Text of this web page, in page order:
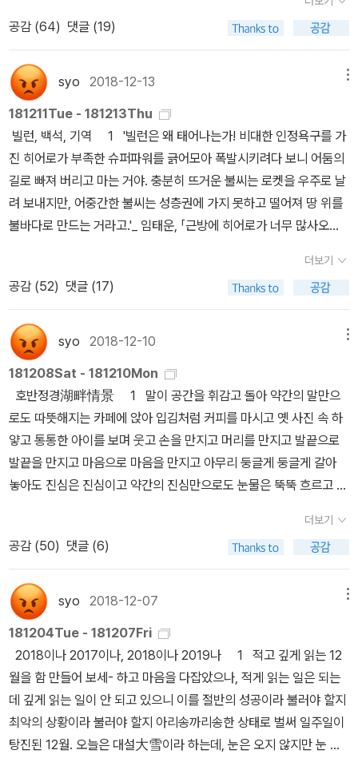
인 핵심과 이어지도록 글을 엮는 솜씨는 곽재식의 특기이고, 이렇게
데 무리가 없다. 한국의 공공기관에서 일하는 사람들은 곽재식이 한
국 사회에서 생활의 기반을 가지고 사는 것에 감사를 표해야 한다, 라
고 나는 생각한다. 그가 아니었으면 인공지능에 대한 풍부한 이해와
우리 사회의 현실을 두루 엮은, ‘한국적’인 제언을 접할 수 있었겠는
가? 내 말이 ‘오버’라고 생각된다면 이 책 1부를 어디 도서관에서라도
잠시 집어서 살펴보기 바란다. 그의 우려 중 몇 년 지나지 않아 비극적
으로 현실이 된 것이 하나 있으니. 과학 소설 작가나 과학자는 예언자
현실적 이해를 바탕으로 한 통찰은 최소한 허무맹랑한 소리가 아니라
는 것을, 책을 보면 알 수 있다. 『일곱 개의 회의』는 한 중견 회사에
서 일어나는 암투를 그린 ‘회사원 소설’이다. 책의 두께가 무색할 정도
로 휘릭휘릭 페이지를 넘기며 재미있게 읽었다. 만약 내가 사무실로
출근하는 생활을 하지 않았더라면 이 소설은 덜 재미있었을까? 그렇
지는 않았을 것이다. 그러나 독자로서 실감하는 영역은 지금보다는
조금 더 좁았겠지. 일본에서 나쁜 것만 나중에 들여오는 게 한국이라
더니, 읽는 내내 우리 회사 이야기인 줄 알았다... 라고 하면 우리 회사
사람들이 싫어하겠지? 사실 우리 회사는 그렇게 나쁘지는 않은데, 그
렇다고 입에 침을 바를 만큼 좋지도 않다. 각설하고. 『한자와 나오키』
를 읽을 때도 느꼈던 것이지만, 이케이도 준이 소설에서 여성 캐릭터
대개 주연(남자) 또는 조연(남자)의 바가지를 긁거나, 현실적으로 무
리한 요구를 하거나, 상황 파악을 못 하는 역할을 맡는다. 『일곱 개의
회의』에는 그나마 여성 직원들이 사건을 전개하는 주인공으로 등장
하는 챕터가 하나 있지만, 뭐랄까, 왠지 전형적인 남자 캐릭터에 여성
의 가면을 씌워놓은 것 같은 느낌이었달까. 현실에도 당연히 나쁘거
나 마음이 좁은 여성이 있겠지. 그런데 그런 말을 변명으로 삼기에는
이 소설의 남자 주인공들이 온갖 역동적인 방식으로 음모를 꾸미고
사회 생활을 하고 감정을 다 드러내고 인정 투쟁을 벌이고 있는데...?
문득 과거의 전철을 밟게 되는 것은 아닌지, 고민이 들었다. (과거의
전철: 정말 재미있게 읽었던 작품의 작가(일본인)가 극우 인사임이 밝
혀졌을 때 느낀 난감함) 『아무튼, 떡볶이』는 항상 전자도서관에서
적 투자를 쏟아붓기 전에 읽을수록 득이 될거라 생각한다. <근방에
히어로가 너무 많사오니> 독특하고, 뒷목잡고, 묵직해지는 이야기들
을 잘 포장해 놓은 재미있는 책이다. 이렇게 다양한 여운의 감정을 남
기는 책은 오랜만이었다.<돌이킬 수 있는>에 대한 다락방님의 찬사
어린 게시물을 보고난 뒤 하루이틀 지나서인가 도서관 서가에서 이
책을 발견하고 정말 깜놀. 읽지 않을 이유가 없었으므로 당장 대출해
서 읽기 시작했는데, 31일 밤 자정 카운트다운에 폭죽 울려퍼지는 소
리가 한창이던 때에야 겨우 마지막 장을 덮었다. 얼마나 눈을 못 떼고
있었으면 큰 아이가 도대체 그게 뭐길래, 나도 좀 봐야겠다는 소리를
할 정도. 이렇게 2019년 읽었던 책들을 겨우 정돈하고, 제일 좋았던
책들을 꼽자면,fiction<내가 너를 구할 수 있을까>nonfiction<우리
가 사랑한 세상의 모든 책들>사실 이건 <모멸감>과 <단속사회>를
히 내 마음이 즐거워지는 쪽으로 선택한 결과다.너무 많아서 읽었던
그림책 중에서 최고라고 생각했던 것은 이거다. 이 책에 대한 이야기
는 다음에 하고 싶지만... 안 할 것을 스스로가 너무 잘 아는 관계로 간
단히 정리.한마디로 하이파이브! 에 관한 책인데,특히 스토리에 몰입
하지 않을 수 없게 하는 (남아들은 정신 못 차릴 듯) 인터랙션이 너무
잘 설계돼 있다. 도서관에서 처음 빌려다봤다가, 한 번 보고 당장 반납
하고(책 망가져버릴까봐 겁나서) 아이 몫으로 새로 사줘버렸다. 이제
맘껏 망가뜨려도 마음이 편... 편할 것이다... 아마도...?올해는 또 어떤
겠다.작가들은 전작의 작가들 중 계속해서 참가한 분들도 있고새로이
받는지는 모르겠으나평소 나처럼 장르문학을 잘 읽지 못했던 사람에
게는충분히 읽어보고 넘어갈 만하다......2019년에는 모두 누군가의
히어로는 되지 못해도건강하게 옆에 있어주길 바랍니다.새해 복 많이
받으세요! ^^
공감 (64) 댓글 (19)
syo 2018-12-13
181211Tue - 181213Thu
빌런, 백석, 기역 1 '빌런은 왜 태어나는가! 비대한 인정욕구를 가
진 히어로가 부족한 슈퍼파워를 긁어모아 폭발시키려다 보니 어둠의
길로 빠져 버리고 마는 거야. 충분히 뜨거운 불씨는 로켓을 우주로 날
려 보내지만, 어중간한 불씨는 성층권에 가지 못하고 떨어져 땅 위를
불바다로 만드는 거라고.'_ 임태운, 「근방에 히어로가 너무 많사오
를 입으로(혹은 키보드로)만 알려주었다. 그들을 크게 두 가지 유형으
로 갈라 칠 수 있겠다. 1. 내가 인마, 응? 지금은 좀 찌그러졌어도
응? 고생대 때는 인마, 내가 바다를 주름잡은 몸이야 내가, 알아? 와
나, 진짜 그땐 완전 내 세상이었는데. : 삼엽충형2. 내가 시대를 잘 못
만나서 이렇게 찌그러져 있지만, 언젠간 봐라, 이거 내가 지금 준비하
고 있는 것만 빵 터지면, 와나, 진짜 그땐 완전 나 없인 세상이 돌아가
질 않을 걸? : 18차산업혁명형 안타깝게도 그들 중 누구도 액션으로
스스로를 증명하지 않았기에, 그들의 업적도 포텐셜도 syo에게는 그
저 두메산골 화전밭 이름 모를 영감님 깨 터는 소리에 지나지 않았다.
의미도 없고 재미도 없고. 그럼에도 한 듯 안한 듯 하는 화장처럼, 관
심이 있는 듯하지만 또 과하지는 않은 듯한 신묘한 맞장구 포인트를
찾아내겠다고 너는 부단히도 노력을 했지, syo, 이 자본주의의 짚신
벌레 같은 놈아...... 어쨌거나, syo를 스쳐간 저 수많은 입히어로들
탄 소리도 들리지 않고 세상은 언제나처럼 언제나 같기만 하다. 어쩌
면, 그 히어로들은 어딘가에서 자신을 히어로라 믿는 작은 빌런이 되
어 살고 있을지도 모른다. 스몰 빌런 인 에브리데이 에브리나잇. 정말
나쁜 놈들은 비일상 영역의 빌런이 된다. 대체로 자기가 히어로라고
생각하는 이들이 서식처를 옮겨와서 정신을 살짝 놓으면, 아차 하는
순간 일상 속 빌런이 되고 마는 것이다. Family hero but Compan
y villain, Company hero but Subway villain, Political hero b
ut Sexual villain. 정신 똑바로 차리고 살아야지. 2 어느 날 백
더보기
공감 (52) 댓글 (17)
syo 2018-12-10
181208Sat - 181210Mon
로도 따뜻해지는 카페에 앉아 입김처럼 커피를 마시고 옛 사진 속 하
얗고 통통한 아이를 보며 웃고 손을 만지고 머리를 만지고 발끝으로
발끝을 만지고 마음으로 마음을 만지고 아무리 둥글게 둥글게 갈아
놓아도 진심은 진심이고 약간의 진심만으로도 눈물은 뚝뚝 흐르고 휴
기왕에 눈물이라면 눈물과 함께 슬픔도 증발하라 증발하라 속으로 외
치고 어차피 세상의 모든 마음이 부패의 운명에서 달아날 수 없는 것
이라면 기왕에 눈물이라면 눈물과 함께 부패도 정지하라 정지하라 속
으로 외치다 보니 창 너머엔 저녁이 밤 속으로 저녁저녁 걸어 들어가
고 있었으므로 하루치 사랑을 충실히 마치고 다시 마음의 공간을 휘
저어 걷어 올린 몇 마디 사랑의 말을 따뜻하게 서로의 목에 감아주며
주차장으로 나선 우리는 휘발유 가격이 가장 싼 주유소를 검색해 한
주치 기름을 먹인 차를 타고 차근차근 각자의 집으로 향했다. 어른들
의 노래는 대부분 단조로 되어 있다. 이주 가끔, 장조의 노래가 있을
뿐이다. 어쩌다 만들어지는 장조의 노래는 단조로 표현할 수밖에 없
는 세상에 대한 역설이거나, 우리 삶에 스며든, 손에 쥐고 싶지만 스쳐
더보기
공감 (50) 댓글 (6)
syo 2018-12-07
181204Tue - 181207Fri
월을 함 만들어 보세- 하고 마음을 다잡았으나, 적게 읽는 일은 되는
데 깊게 읽는 일이 안 되고 있으니 이를 절반의 성공이라 불러야 할지
최악의 상황이라 불러야 할지 아리송까리송한 상태로 벌써 일주일이
탕진된 12월. 오늘은 대설大雪이라 하는데, 눈은 오지 않지만 눈 맞